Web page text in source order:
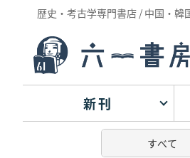
歴史・考古学専門書店 / 中国・
新刊